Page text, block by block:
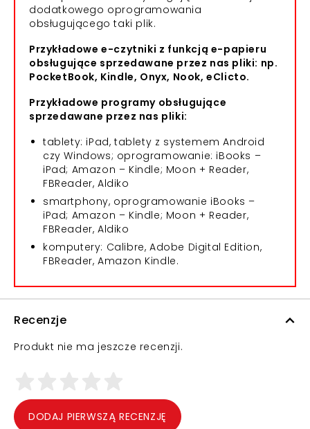
dodatkowego oprogramowania
obsługującego taki plik.
Przykładowe e-czytniki z funkcją e-papieru
obsługujące sprzedawane przez nas pliki: np.
PocketBook, Kindle, Onyx, Nook, eClicto.
Przykładowe programy obsługujące
sprzedawane przez nas pliki:
tablety: iPad, tablety z systemem Android
czy Windows; oprogramowanie: iBooks –
iPad; Amazon – Kindle; Moon + Reader,
FBReader, Aldiko
smartphony, oprogramowanie iBooks –
iPad; Amazon – Kindle; Moon + Reader,
FBReader, Aldiko
komputery: Calibre, Adobe Digital Edition,
FBReader, Amazon Kindle.
Recenzje
Produkt nie ma jeszcze recenzji.
DODAJ PIERWSZĄ RECENZJĘ